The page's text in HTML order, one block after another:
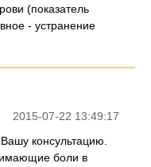
(показатель
- устранение
2015-07-22 13:49:17
консультацию.
боли в